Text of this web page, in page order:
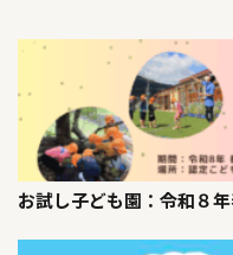
お試し子ども園：令和８